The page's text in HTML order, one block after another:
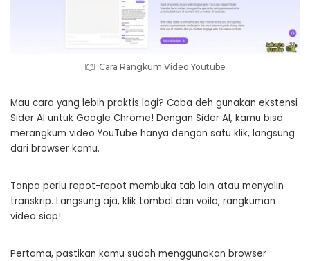
Cara Rangkum Video Youtube
Mau cara yang lebih praktis lagi? Coba deh gunakan ekstensi
Sider AI untuk Google Chrome! Dengan Sider AI, kamu bisa
merangkum video YouTube hanya dengan satu klik, langsung
dari browser kamu.
Tanpa perlu repot-repot membuka tab lain atau menyalin
transkrip. Langsung aja, klik tombol dan voila, rangkuman
video siap!
Pertama, pastikan kamu sudah menggunakan browser